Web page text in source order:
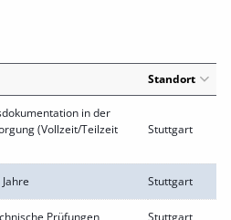
Standort
in der
(Vollzeit/Teilzeit
Stuttgart
Stuttgart
Prüfungen Stuttgart